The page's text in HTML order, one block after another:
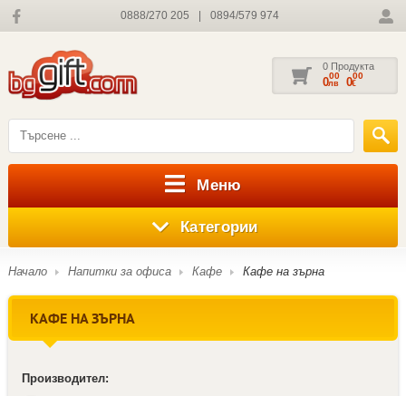
0888/270 205 0894/579 974
0 Продукта
000
лв 000
€
Меню
Категории
Начало Напитки за офиса Кафе Кафе на зърна
КАФЕ НА ЗЪРНА
Производител: